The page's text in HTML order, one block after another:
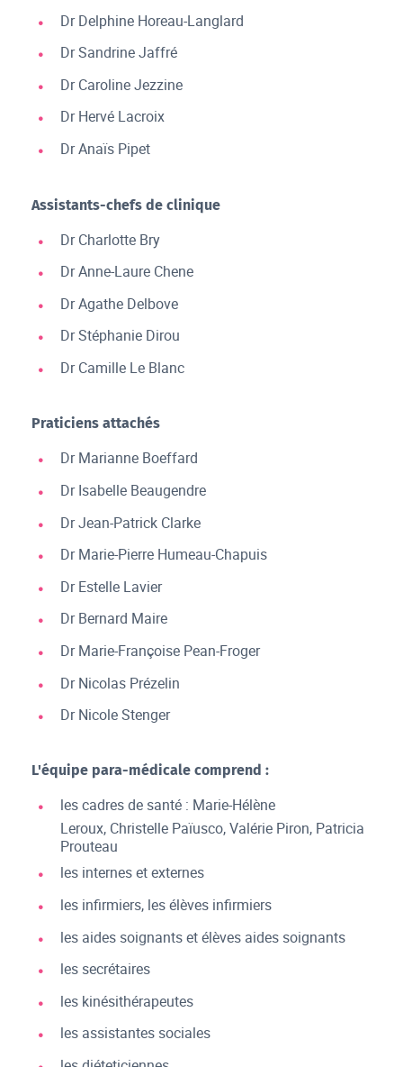
Dr Delphine Horeau-Langlard
Dr Sandrine Jaffré
Dr Caroline Jezzine
Dr Hervé Lacroix
Dr Anaïs Pipet
Assistants-chefs de clinique
Dr Charlotte Bry
Dr Anne-Laure Chene
Dr Agathe Delbove
Dr Stéphanie Dirou
Dr Camille Le Blanc
Praticiens attachés
Dr Marianne Boeffard
Dr Isabelle Beaugendre
Dr Jean-Patrick Clarke
Dr Marie-Pierre Humeau-Chapuis
Dr Estelle Lavier
Dr Bernard Maire
Dr Marie-Françoise Pean-Froger
Dr Nicolas Prézelin
Dr Nicole Stenger
L'équipe para-médicale comprend :
les cadres de santé : Marie-Hélène
Leroux, Christelle Païusco, Valérie Piron, Patricia
Prouteau
les internes et externes
les infirmiers, les élèves infirmiers
les aides soignants et élèves aides soignants
les secrétaires
les kinésithérapeutes
les assistantes sociales